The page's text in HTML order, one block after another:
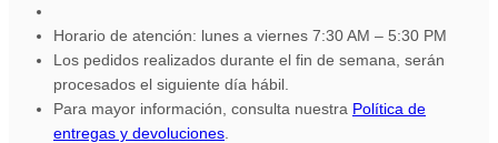
Horario de atención: lunes a viernes 7:30 AM – 5:30 PM
Los pedidos realizados durante el fin de semana, serán
procesados el siguiente día hábil.
Para mayor información, consulta nuestra Política de
entregas y devoluciones